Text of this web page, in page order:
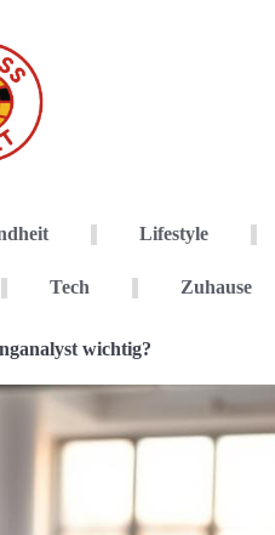
Lifestyle
Tech Zuhause
wichtig?